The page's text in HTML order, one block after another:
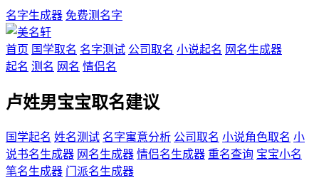
名字生成器 免费测名字
首页 国学取名 名字测试 公司取名 小说起名 网名生成器
起名 测名 网名 情侣名
卢姓男宝宝取名建议
国学起名 姓名测试 名字寓意分析 公司取名 小说角色取名 小
说书名生成器 网名生成器 情侣名生成器 重名查询 宝宝小名
笔名生成器 门派名生成器